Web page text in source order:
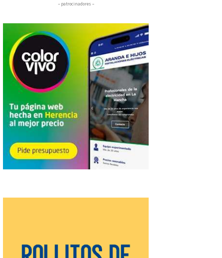
– patrocinadores –